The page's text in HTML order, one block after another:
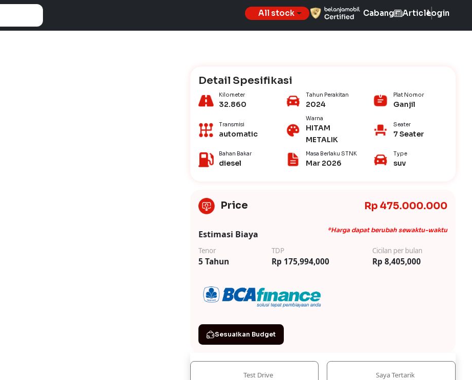
All stock Cabang ArticleLogin
Detail Spesifikasi
Kilometer
32.860
Tahun Perakitan
2024
Plat Nomor
Ganjil
Transmisi
automatic
Warna
HITAM
METALIK
Seater
7 Seater
Bahan Bakar
diesel
Masa Berlaku STNK
Mar 2026
Type
suv
Price Rp 475.000.000
Estimasi Biaya *Harga dapat berubah sewaktu-waktu
Tenor
5 Tahun
TDP
Rp 175,994,000
Cicilan per bulan
Rp 8,405,000
Sesuaikan Budget
Test Drive Saya Tertarik